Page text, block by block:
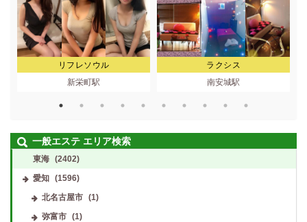
リフレソウル
新栄町駅
ラクシス
南安城駅
一般エステ エリア検索
東海 (2402)
愛知 (1596)
北名古屋市
(1)
弥富市
(1)